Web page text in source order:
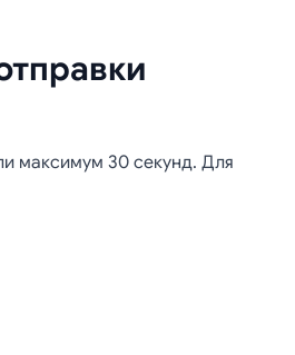
максимум 30 секунд. Для